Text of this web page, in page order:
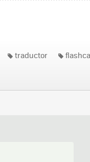
traductor